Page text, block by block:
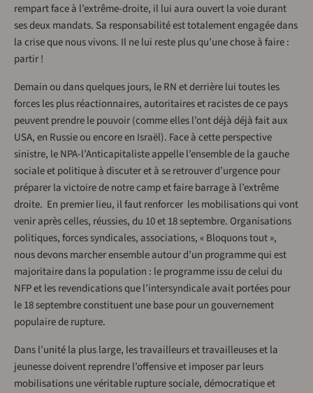
rempart face à l’extrême-droite, il lui aura ouvert la voie durant
ses deux mandats. Sa responsabilité est totalement engagée dans
la crise que nous vivons. Il ne lui reste plus qu’une chose à faire :
partir !
Demain ou dans quelques jours, le RN et derrière lui toutes les
forces les plus réactionnaires, autoritaires et racistes de ce pays
peuvent prendre le pouvoir (comme elles l’ont déjà déjà fait aux
USA, en Russie ou encore en Israël). Face à cette perspective
sinistre, le NPA-l’Anticapitaliste appelle l’ensemble de la gauche
sociale et politique à discuter et à se retrouver d’urgence pour
préparer la victoire de notre camp et faire barrage à l’extrême
droite. En premier lieu, il faut renforcer les mobilisations qui vont
venir après celles, réussies, du 10 et 18 septembre. Organisations
politiques, forces syndicales, associations, « Bloquons tout »,
nous devons marcher ensemble autour d’un programme qui est
majoritaire dans la population : le programme issu de celui du
NFP et les revendications que l’intersyndicale avait portées pour
le 18 septembre constituent une base pour un gouvernement
populaire de rupture.
Dans l’unité la plus large, les travailleurs et travailleuses et la
jeunesse doivent reprendre l’offensive et imposer par leurs
mobilisations une véritable rupture sociale, démocratique et